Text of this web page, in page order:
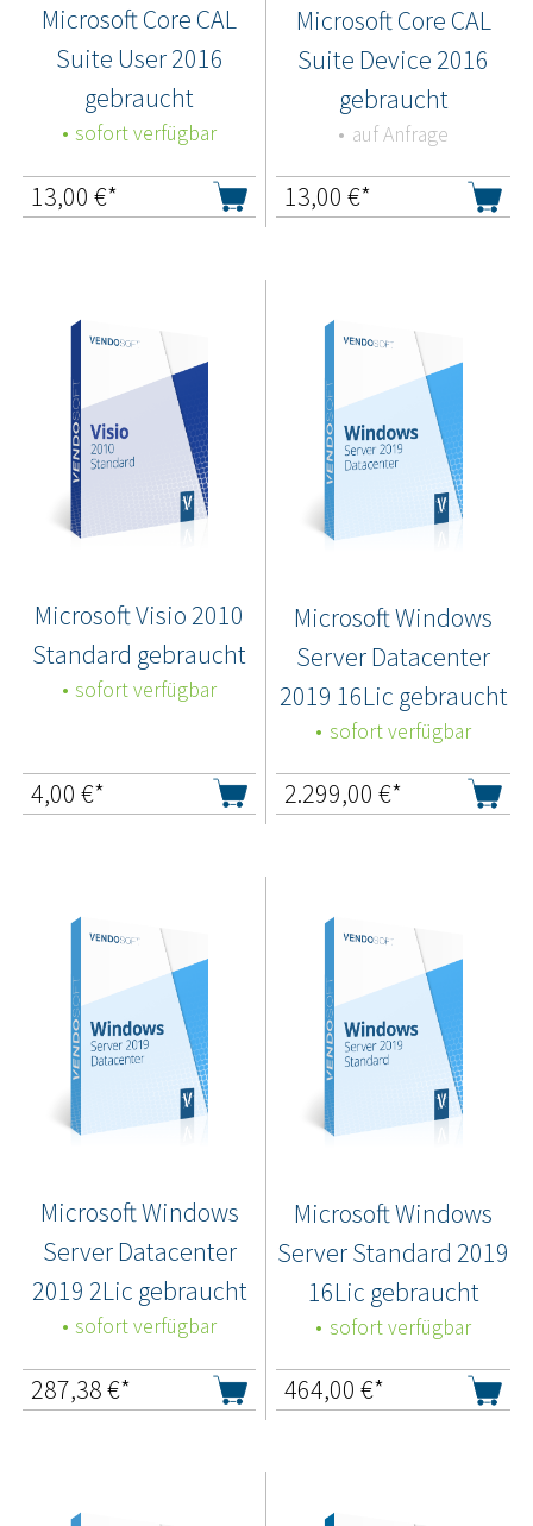
Microsoft Core CAL
Suite User 2016
gebraucht
sofort verfügbar
13,00 €*
Microsoft Core CAL
Suite Device 2016
gebraucht
auf Anfrage
13,00 €*
Microsoft Visio 2010
Standard gebraucht
sofort verfügbar
4,00 €*
Microsoft Windows
Server Datacenter
2019 16Lic gebraucht
sofort verfügbar
2.299,00 €*
Microsoft Windows
Server Datacenter
2019 2Lic gebraucht
sofort verfügbar
287,38€*
Microsoft Windows
Server Standard 2019
16Lic gebraucht
sofort verfügbar
464,00 €*